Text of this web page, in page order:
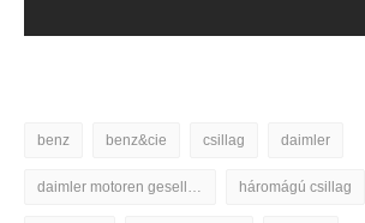
benz benz&cie csillag daimler
háromágú csillag